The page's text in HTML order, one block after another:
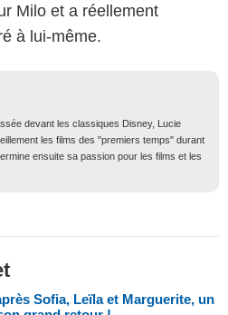
Milo et a réellement
à lui-même.
devant les classiques Disney, Lucie
les films des "premiers temps" durant
ensuite sa passion pour les films et les
Sofia, Leïla et Marguerite, un